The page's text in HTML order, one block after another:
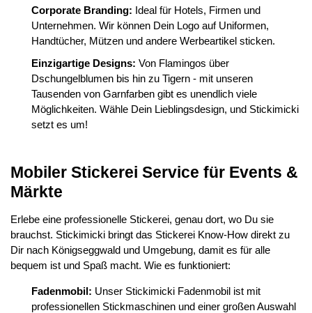
Corporate Branding: Ideal für Hotels, Firmen und
Unternehmen. Wir können Dein Logo auf Uniformen,
Handtücher, Mützen und andere Werbeartikel sticken.
Einzigartige Designs: Von Flamingos über
Dschungelblumen bis hin zu Tigern - mit unseren
Tausenden von Garnfarben gibt es unendlich viele
Möglichkeiten. Wähle Dein Lieblingsdesign, und Stickimicki
setzt es um!
Mobiler Stickerei Service für Events &
Märkte
Erlebe eine professionelle Stickerei, genau dort, wo Du sie
brauchst. Stickimicki bringt das Stickerei Know-How direkt zu
Dir nach Königseggwald und Umgebung, damit es für alle
bequem ist und Spaß macht. Wie es funktioniert:
Fadenmobil: Unser Stickimicki Fadenmobil ist mit
professionellen Stickmaschinen und einer großen Auswahl